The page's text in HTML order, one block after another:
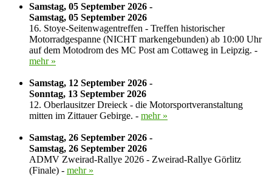
Samstag, 05 September 2026 -
Samstag, 05 September 2026
16. Stoye-Seitenwagentreffen - Treffen historischer
Motorradgespanne (NICHT markengebunden) ab 10:00 Uhr
auf dem Motodrom des MC Post am Cottaweg in Leipzig. -
mehr »
Samstag, 12 September 2026 -
Sonntag, 13 September 2026
12. Oberlausitzer Dreieck - die Motorsportveranstaltung
mitten im Zittauer Gebirge. - mehr »
Samstag, 26 September 2026 -
Samstag, 26 September 2026
ADMV Zweirad-Rallye 2026 - Zweirad-Rallye Görlitz
(Finale) - mehr »